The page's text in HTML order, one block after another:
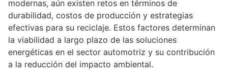
modernas, aún existen retos en términos de
durabilidad, costos de producción y estrategias
efectivas para su reciclaje. Estos factores determinan
la viabilidad a largo plazo de las soluciones
energéticas en el sector automotriz y su contribución
a la reducción del impacto ambiental.